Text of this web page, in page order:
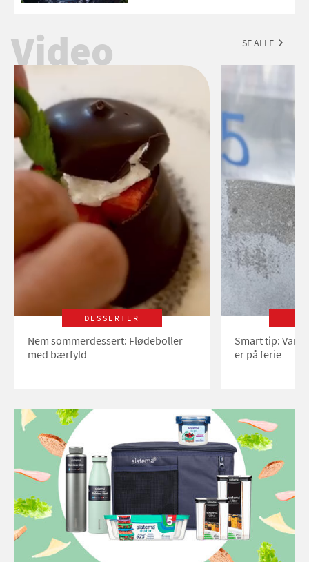
Video SE ALLE
DESSERTER
Nem sommerdessert: Flødeboller
med bærfyld
Smart tip:
er på ferie